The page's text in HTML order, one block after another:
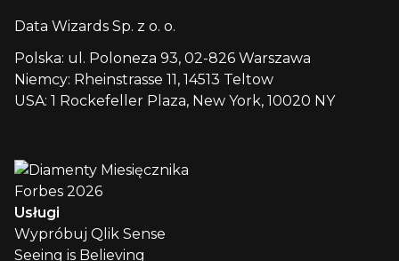
Data Wizards Sp. z o. o.
Polska: ul. Poloneza 93, 02-826 Warszawa
Niemcy: Rheinstrasse 11, 14513 Teltow
USA: 1 Rockefeller Plaza, New York, 10020 NY
Usługi
Wypróbuj Qlik Sense
Seeing is Believing